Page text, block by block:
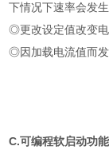
下情况下速率会发生
◎更改设定值改变电
◎因加载电流值而发
C.可编程软启动功能